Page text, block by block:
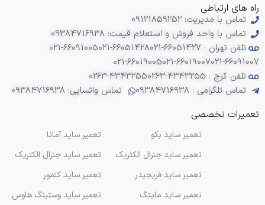
راه های ارتباطی
تماس با مدیریت: 09121859252
تماس با واحد فروش و استعلام قیمت: 09384716938
تلفن تهران : 66051427-021
021-66051428
021-66091005
021-66091007
021-66019007
021-66019005
تلفن کرج : 4343255-0263
0263-4343255
تماس تلگرامی : 09384716938
تماس واتساپی: 09384716938
تعمیرات تخصصی
تعمیر ساید آمانا
تعمیر ساید جنرال الکتریک
تعمیر ساید کنمور
تعمیر ساید وستینگ هاوس
تعمیر ساید بکو
تعمیر ساید جنرال الکتریک
تعمیر ساید فریجیدر
تعمیر ساید مایتگ